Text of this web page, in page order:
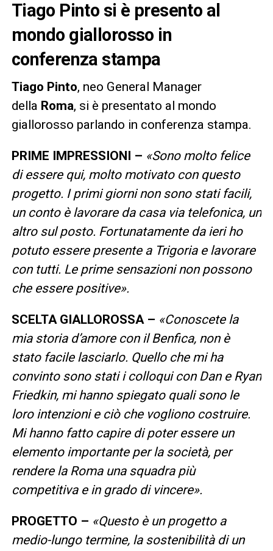
Tiago Pinto si è presento al
mondo giallorosso in
conferenza stampa
Tiago Pinto, neo General Manager
della Roma, si è presentato al mondo
giallorosso parlando in conferenza stampa.
PRIME IMPRESSIONI – «Sono molto felice
di essere qui, molto motivato con questo
progetto. I primi giorni non sono stati facili,
un conto è lavorare da casa via telefonica, un
altro sul posto. Fortunatamente da ieri ho
potuto essere presente a Trigoria e lavorare
con tutti. Le prime sensazioni non possono
che essere positive».
SCELTA GIALLOROSSA – «Conoscete la
mia storia d’amore con il Benfica, non è
stato facile lasciarlo. Quello che mi ha
convinto sono stati i colloqui con Dan e Ryan
Friedkin, mi hanno spiegato quali sono le
loro intenzioni e ciò che vogliono costruire.
Mi hanno fatto capire di poter essere un
elemento importante per la società, per
rendere la Roma una squadra più
competitiva e in grado di vincere».
PROGETTO – «Questo è un progetto a
medio-lungo termine, la sostenibilità di un